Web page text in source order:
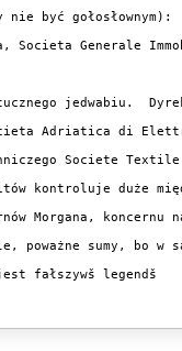
być gołosłownym):
Societa Generale
jedwabiu.
Adriatica di
Societe
kontroluje duże
Morgana,
poważne sumy, bo
fałszywš legendš